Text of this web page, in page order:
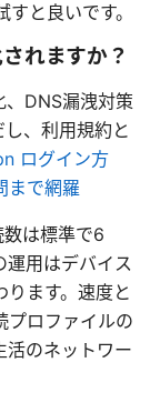
と良いです。
れますか？
、DNS漏洩対策
、利用規約と
ログイン方
まで網羅
は標準で6
運用はデバイス
ます。速度と
プロファイルの
活のネットワー